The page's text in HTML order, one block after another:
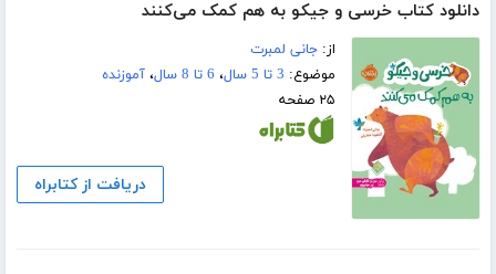
دانلود کتاب خرسی و جیکو به هم کمک می‌کنند
از:جانی لمبرت
موضوع: 3 تا 5 سال ، 6 تا 8 سال ،آموزنده
۲۵ صفحه
دریافت از کتابراه